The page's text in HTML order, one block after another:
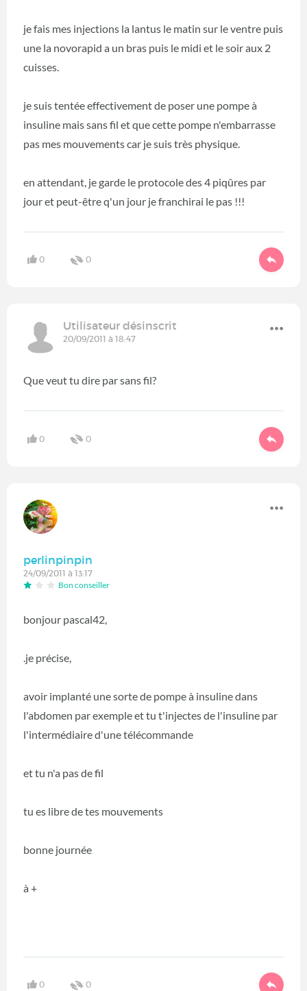
je fais mes injections la lantus le matin sur le ventre puis
une la novorapid a un bras puis le midi et le soir aux 2
cuisses.
je suis tentée effectivement de poser une pompe à
insuline mais sans fil et que cette pompe n'embarrasse
pas mes mouvements car je suis très physique.
en attendant, je garde le protocole des 4 piqûres par
jour et peut-être q'un jour je franchirai le pas !!!
0 0
Utilisateur désinscrit
20/09/2011 à 18:47
Que veut tu dire par sans fil?
0 0
perlinpinpin
24/09/2011 à 13:17
Bon conseiller
bonjour pascal42,
.je précise,
avoir implanté une sorte de pompe à insuline dans
l'abdomen par exemple et tu t'injectes de l'insuline par
l'intermédiaire d'une télécommande
et tu n'a pas de fil
tu es libre de tes mouvements
bonne journée
à +
0 0